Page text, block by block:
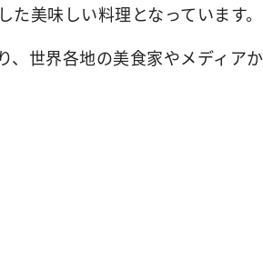
美味しい料理となっています。
、世界各地の美食家やメディ